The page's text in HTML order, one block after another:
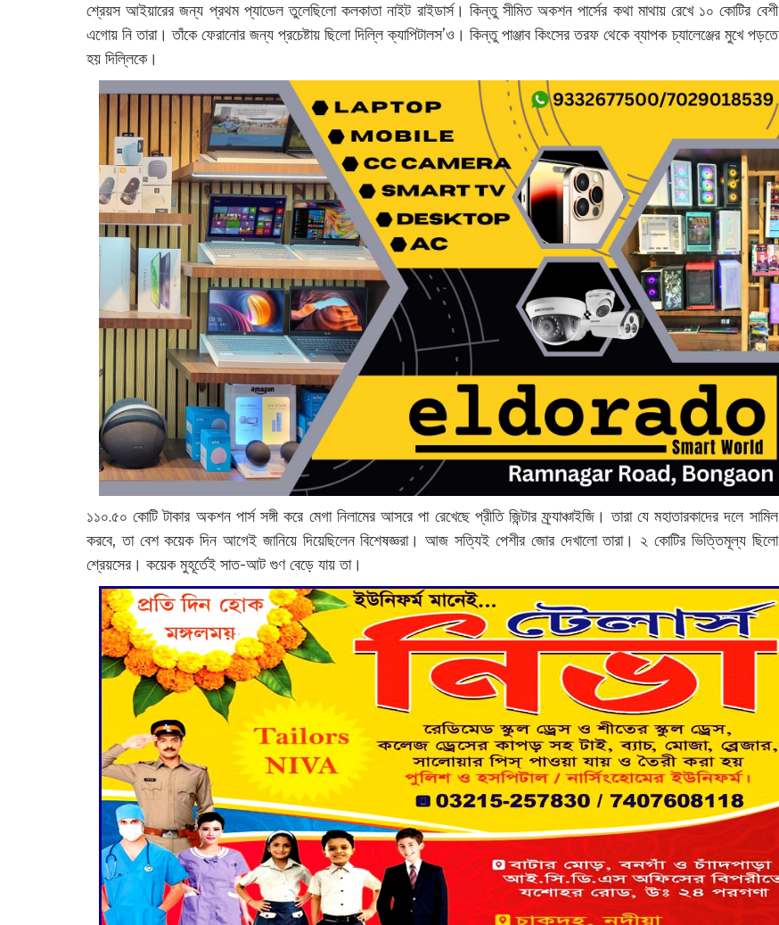
শ্রেয়স আইয়ারের জন্য প্রথম প্যাডেল তুলেছিলো কলকাতা নাইট রাইডার্স। কিন্তু সীমিত অকশন পার্সের কথা মাথায় রেখে ১০ কোটির বেশী
এগোয় নি তারা। তাঁকে ফেরানোর জন্য প্রচেষ্টায় ছিলো দিল্লি ক্যাপিটালস’ও। কিন্তু পাঞ্জাব কিংসের তরফ থেকে ব্যাপক চ্যালেঞ্জের মুখে পড়তে
হয় দিল্লিকে।
১১০.৫০ কোটি টাকার অকশন পার্স সঙ্গী করে মেগা নিলামের আসরে পা রেখেছে প্রীতি জিন্টার ফ্র্যাঞ্চাইজি। তারা যে মহাতারকাদের দলে সামিল
করবে, তা বেশ কয়েক দিন আগেই জানিয়ে দিয়েছিলেন বিশেষজ্ঞরা। আজ সত্যিই পেশীর জোর দেখালো তারা। ২ কোটির ভিত্তিমূল্য ছিলো
শ্রেয়সের। কয়েক মুহূর্তেই সাত-আট গুণ বেড়ে যায় তা।